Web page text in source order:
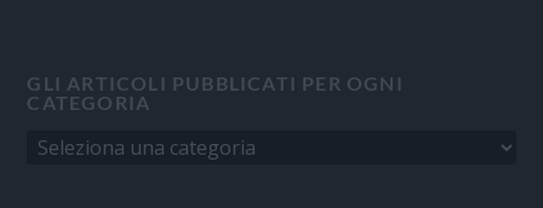
GLI ARTICOLI PUBBLICATI PER OGNI
CATEGORIA